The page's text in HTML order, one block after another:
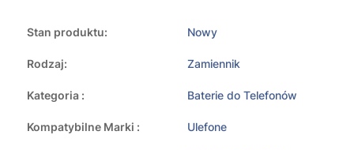
Stan produktu: Nowy
Rodzaj: Zamiennik
Kategoria : Baterie do Telefonów
Kompatybilne Marki : Ulefone